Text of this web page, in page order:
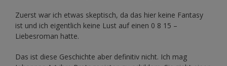
Zuerst war ich etwas skeptisch, da das hier keine Fantasy
ist und ich eigentlich keine Lust auf einen 0 8 15 –
Liebesroman hatte.
Das ist diese Geschichte aber definitiv nicht. Ich mag